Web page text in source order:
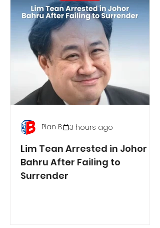
Lim Tean Arrested in Johor
Bahru After Failing to
Surrender
Plan B 3 hours ago